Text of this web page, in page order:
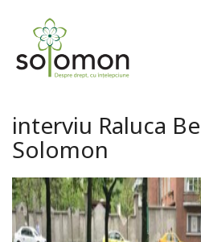
interviu Raluca
Solomon